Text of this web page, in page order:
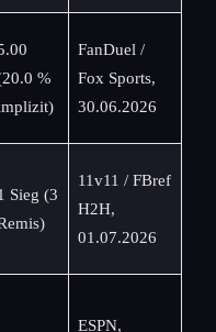
%
FanDuel /
Fox Sports,
30.06.2026
Sieg (3
11v11 / FBref
H2H,
01.07.2026
ESPN,